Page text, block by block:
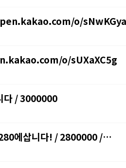
o/
o/sUXaXC5g
다 / 3000000